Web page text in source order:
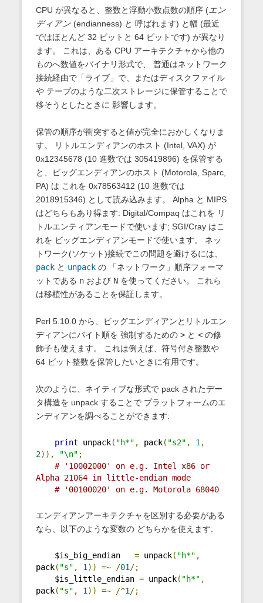
CPU が異なると、整数と浮動小数点数の順序 (エン
ディアン(endianness) と 呼ばれます) と幅 (最近
ではほとんど 32 ビットと 64 ビットです) が異なり
ます。 これは、ある CPU アーキテクチャから他の
ものへ数値をバイナリ形式で、 普通はネットワーク
接続経由で「ライブ」で、またはディスクファイル
や テープのような二次ストレージに保管することで
移そうとしたときに 影響します。
保管の順序が衝突すると値が完全におかしくなりま
す。 リトルエンディアンのホスト (Intel, VAX) が
0x12345678 (10 進数では 305419896) を保管する
と、ビッグエンディアンのホスト (Motorola, Sparc,
PA) は これを 0x78563412 (10 進数では
2018915346) として読み込みます。 Alpha と MIPS
はどちらもあり得ます: Digital/Compaq はこれを リ
トルエンティアンモードで使います; SGI/Cray はこ
れを ビッグエンディアンモードで使います。 ネッ
トワーク(ソケット)接続でこの問題を避けるには、
packと unpackの 「ネットワーク」順序フォーマ
ットである nおよび Nを使ってください。 これら
は移植性があることを保証します。
Perl 5.10.0 から、ビッグエンディアンとリトルエン
ディアンにバイト順を 強制するための >と <の修
飾子も使えます。 これは例えば、符号付き整数や
64 ビット整数を保管したいときに有用です。
次のように、ネイティブな形式で pack されたデー
タ構造を unpack することで プラットフォームのエ
ンディアンを調べることができます:
print unpack( "h*" , pack( "s2" , 1 ,
2)), "\n" ;
# '10002000' on e.g. Intel x86 or
Alpha 21064 in little-endian mode
# '00100020' on e.g. Motorola 68040
エンディアンアーキテクチャを区別する必要がある
なら、以下のような変数の どちらかを使えます:
$is_big_endian = unpack( "h*" ,
pack( "s" , 1 )) =~ /01 /;
$is_little_endian = unpack( "h*" ,
pack( "s" , 1 )) =~ /^1 /;